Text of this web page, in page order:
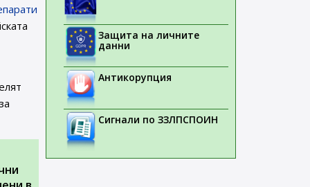
Защита на личните
данни
Антикорупция
Сигнали по ЗЗЛПСПОИН